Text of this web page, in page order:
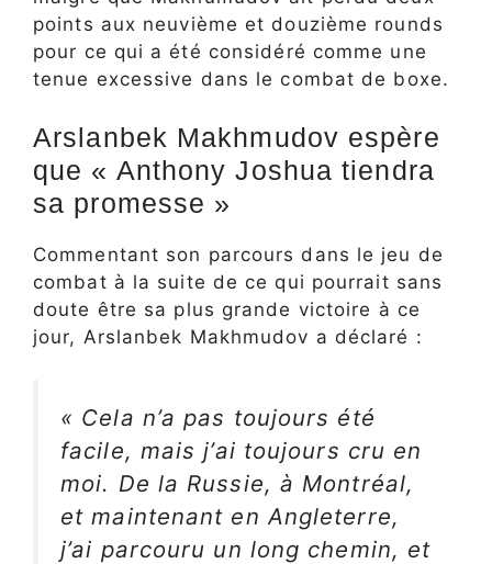
points aux neuvième et douzième rounds
pour ce qui a été considéré comme une
tenue excessive dans le combat de boxe.
Arslanbek Makhmudov espère
que « Anthony Joshua tiendra
sa promesse »
Commentant son parcours dans le jeu de
combat à la suite de ce qui pourrait sans
doute être sa plus grande victoire à ce
jour, Arslanbek Makhmudov a déclaré :
« Cela n’a pas toujours été
facile, mais j’ai toujours cru en
moi. De la Russie, à Montréal,
et maintenant en Angleterre,
j’ai parcouru un long chemin, et